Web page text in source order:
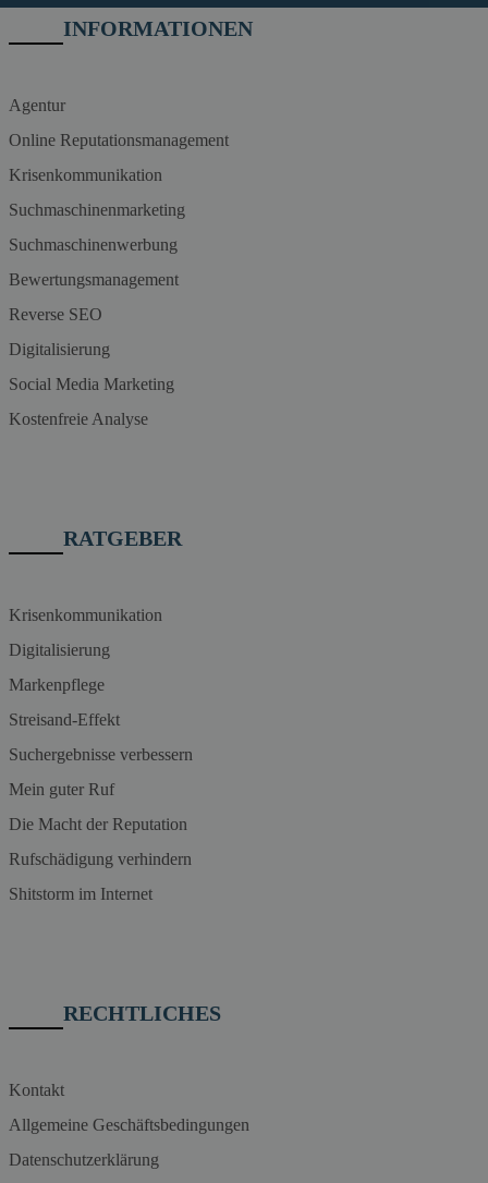
INFORMATIONEN
Agentur
Online Reputationsmanagement
Krisenkommunikation
Suchmaschinenmarketing
Suchmaschinenwerbung
Bewertungsmanagement
Reverse SEO
Digitalisierung
Social Media Marketing
Kostenfreie Analyse
RATGEBER
Krisenkommunikation
Digitalisierung
Markenpflege
Streisand-Effekt
Suchergebnisse verbessern
Mein guter Ruf
Die Macht der Reputation
Rufschädigung verhindern
Shitstorm im Internet
RECHTLICHES
Kontakt
Allgemeine Geschäftsbedingungen
Datenschutzerklärung